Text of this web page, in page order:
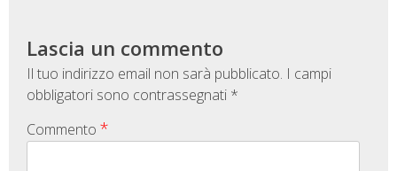
Lascia un commento
Il tuo indirizzo email non sarà pubblicato. I campi
obbligatori sono contrassegnati *
Commento *